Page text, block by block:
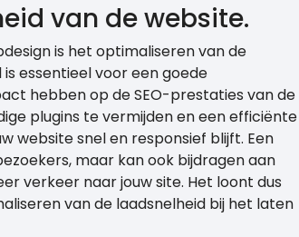
van de website.
is het optimaliseren van de
essentieel voor een goede
hebben op de SEO-prestaties van de
plugins te vermijden en een efficiënte
website snel en responsief blijft. Een
maar kan ook bijdragen aan
verkeer naar jouw site. Het loont dus
van de laadsnelheid bij het laten